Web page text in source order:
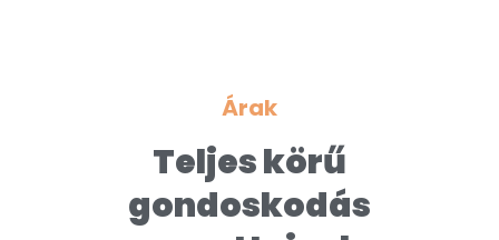
Árak
Teljes körű
gondoskodás